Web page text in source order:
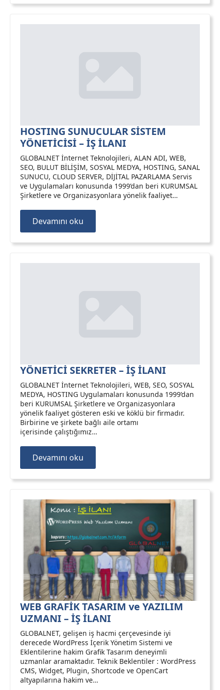
HOSTING SUNUCULAR SİSTEM
YÖNETİCİSİ – İŞ İLANI
GLOBALNET İnternet Teknolojileri, ALAN ADI, WEB,
SEO, BULUT BİLİŞİM, SOSYAL MEDYA, HOSTING, SANAL
SUNUCU, CLOUD SERVER, DİJİTAL PAZARLAMA Servis
ve Uygulamaları konusunda 1999’dan beri KURUMSAL
Şirketlere ve Organizasyonlara yönelik faaliyet…
Devamını oku
YÖNETİCİ SEKRETER – İŞ İLANI
GLOBALNET İnternet Teknolojileri, WEB, SEO, SOSYAL
MEDYA, HOSTING Uygulamaları konusunda 1999’dan
beri KURUMSAL Şirketlere ve Organizasyonlara
yönelik faaliyet gösteren eski ve köklü bir firmadır.
Birbirine ve şirkete bağlı aile ortamı
içerisinde çalıştığımız…
Devamını oku
WEB GRAFİK TASARIM ve YAZILIM
UZMANI – İŞ İLANI
GLOBALNET, gelişen iş hacmi çerçevesinde iyi
derecede WordPress İçerik Yönetim Sistemi ve
Eklentilerine hakim Grafik Tasarım deneyimli
uzmanlar aramaktadır. Teknik Beklentiler : WordPress
CMS, Widget, Plugin, Shortcode ve OpenCart
altyapılarına hakim ve…